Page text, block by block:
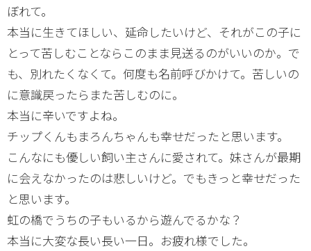
ぼれて。
本当に生きてほしい、延命したいけど、それがこの子に
とって苦しむことならこのまま見送るのがいいのか。で
も、別れたくなくて。何度も名前呼びかけて。苦しいの
に意識戻ったらまた苦しむのに。
本当に辛いですよね。
チップくんもまろんちゃんも幸せだったと思います。
こんなにも優しい飼い主さんに愛されて。妹さんが最期
に会えなかったのは悲しいけど。でもきっと幸せだった
と思います。
虹の橋でうちの子もいるから遊んでるかな？
本当に大変な長い長い一日。お疲れ様でした。